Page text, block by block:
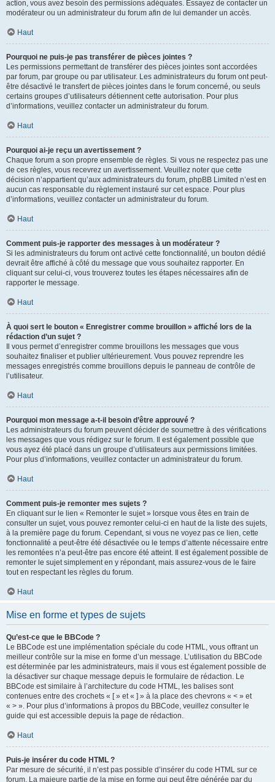
action, vous avez besoin des permissions adéquates. Essayez de contacter un
modérateur ou un administrateur du forum afin de lui demander un accès.
Haut
Pourquoi ne puis-je pas transférer de pièces jointes ?
Les permissions permettant de transférer des pièces jointes sont accordées
par forum, par groupe ou par utilisateur. Les administrateurs du forum ont peut-
être désactivé le transfert de pièces jointes dans le forum concerné, ou seuls
certains groupes d’utilisateurs détiennent cette autorisation. Pour plus
d’informations, veuillez contacter un administrateur du forum.
Haut
Pourquoi ai-je reçu un avertissement ?
Chaque forum a son propre ensemble de règles. Si vous ne respectez pas une
de ces règles, vous recevrez un avertissement. Veuillez noter que cette
décision n’appartient qu’aux administrateurs du forum, phpBB Limited n’est en
aucun cas responsable du règlement instauré sur cet espace. Pour plus
d’informations, veuillez contacter un administrateur du forum.
Haut
Comment puis-je rapporter des messages à un modérateur ?
Si les administrateurs du forum ont activé cette fonctionnalité, un bouton dédié
devrait être affiché à côté du message que vous souhaitez rapporter. En
cliquant sur celui-ci, vous trouverez toutes les étapes nécessaires afin de
rapporter le message.
Haut
À quoi sert le bouton « Enregistrer comme brouillon » affiché lors de la
rédaction d’un sujet ?
Il vous permet d’enregistrer comme brouillons les messages que vous
souhaitez finaliser et publier ultérieurement. Vous pouvez reprendre les
messages enregistrés comme brouillons depuis le panneau de contrôle de
l’utilisateur.
Haut
Pourquoi mon message a-t-il besoin d’être approuvé ?
Les administrateurs du forum peuvent décider de soumettre à des vérifications
les messages que vous rédigez sur le forum. Il est également possible que
vous ayez été placé dans un groupe d’utilisateurs aux permissions limitées.
Pour plus d’informations, veuillez contacter un administrateur du forum.
Haut
Comment puis-je remonter mes sujets ?
En cliquant sur le lien « Remonter le sujet » lorsque vous êtes en train de
consulter un sujet, vous pouvez remonter celui-ci en haut de la liste des sujets,
à la première page du forum. Cependant, si vous ne voyez pas ce lien, cette
fonctionnalité a peut-être été désactivée ou le temps d’attente nécessaire entre
les remontées n’a peut-être pas encore été atteint. Il est également possible de
remonter le sujet simplement en y répondant, mais assurez-vous de le faire
tout en respectant les règles du forum.
Haut
Mise en forme et types de sujets
Qu’est-ce que le BBCode ?
Le BBCode est une implémentation spéciale du code HTML, vous offrant un
meilleur contrôle sur la mise en forme d’un message. L’utilisation du BBCode
est déterminée par les administrateurs, mais il vous est également possible de
la désactiver sur chaque message depuis le formulaire de rédaction. Le
BBCode est similaire à l’architecture du code HTML, les balises sont
contenues entre des crochets « [ » et « ] » à la place des chevrons « < » et
« > ». Pour plus d’informations à propos du BBCode, veuillez consulter le
guide qui est accessible depuis la page de rédaction.
Haut
Puis-je insérer du code HTML ?
Par mesure de sécurité, il n’est pas possible d’insérer du code HTML sur ce
forum. La majeure partie de la mise en forme qui peut être générée par du